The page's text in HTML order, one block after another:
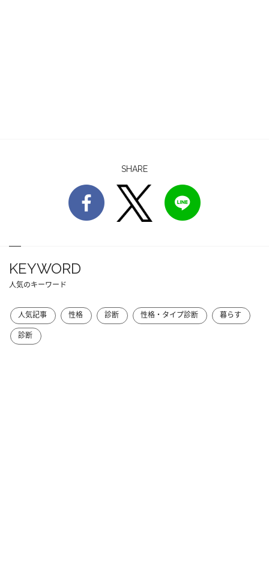
SHARE
KEYWORD
人気のキーワード
人気記事 性格 診断 性格・タイプ診断
暮らす
診断